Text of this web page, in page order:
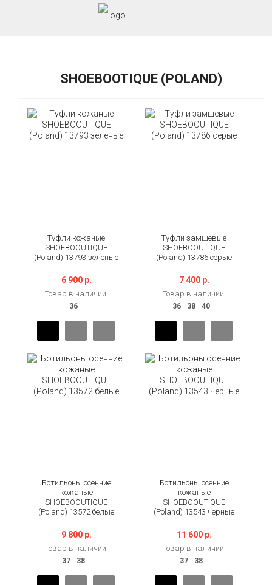
SHOEBOOTIQUE (POLAND)
Туфли кожаные
SHOEBOOUTIQUE
(Poland) 13793 зеленые
6 900 р.
Товар в наличии:
Туфли замшевые
SHOEBOOUTIQUE
(Poland) 13786 серые
7 400 р.
Товар в наличии:
Ботильоны осенние
кожаные
SHOEBOOUTIQUE
(Poland) 13572 белые
9 800 р.
Товар в наличии:
Ботильоны осенние
кожаные
SHOEBOOUTIQUE
(Poland) 13543 черные
11 600 р.
Товар в наличии: